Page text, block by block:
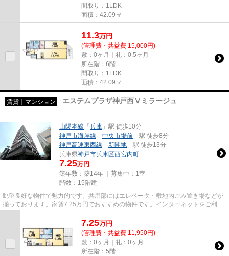
間取り：1LDK
面積：42.09㎡
11.3万円
(管理費・共益費 15,000円)
敷：0ヶ月｜礼：0.5ヶ月
所在階：6階
間取り：1LDK
面積：42.09㎡
賃貸｜マンション エステムプラザ神戸西Ⅴミラージュ
山陽本線 「 兵庫 」駅 徒歩10分
神戸市海岸線 「 中央市場前 」駅 徒歩8分
神戸高速東西線 「 新開地 」駅 徒歩13分
兵庫県神戸市兵庫区西宮内町
7.25万円
築年数：築14年 ｜募集中： 1室
階数：15階建
眺望良好な物件で魅力的です。共用部にはエレベータ・敷地内ごみ置き場などが
揃っております。家賃7.25万円でおすすめの物件です。インターネットをご利用
7.25万円
(管理費・共益費 11,950円)
敷：0ヶ月｜礼：0ヶ月
所在階：5階